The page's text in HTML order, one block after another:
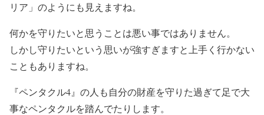
リア」のようにも見えますね。
何かを守りたいと思うことは悪い事ではありません。
しかし守りたいという思いが強すぎますと上手く行かない
こともありますね。
『ペンタクル4』の人も自分の財産を守りた過ぎて足で大
事なペンタクルを踏んでたりします。